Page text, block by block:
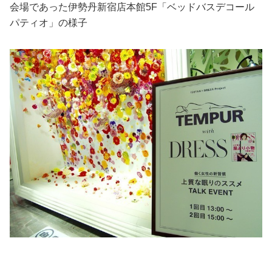
会場であった伊勢丹新宿店本館5F「ベッドバスデコール
パティオ」の様子